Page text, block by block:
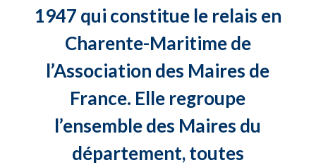
1947 qui constitue le relais en
Charente-Maritime de
l’Association des Maires de
France. Elle regroupe
l’ensemble des Maires du
département, toutes